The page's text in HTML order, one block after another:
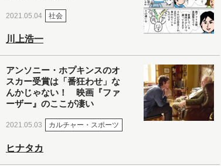
2021.05.04 社会
川上浩一
アンソニー・ホプキンスのオ
スカー受賞は「番狂わせ」な
んかじゃない！ 映画『ファ
ーザー』のここが凄い
2021.05.03 カルチャー・スポーツ
ヒナタカ